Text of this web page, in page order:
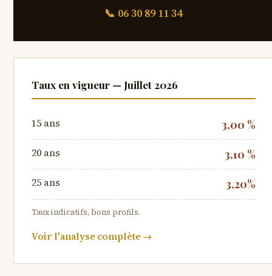
📞 06 30 89 11 34
Taux en vigueur —Juillet 2026
15 ans 3,00 %
20 ans 3,10 %
25 ans 3,20%
Taux indicatifs, bons profils.
Voir l'analyse complète →